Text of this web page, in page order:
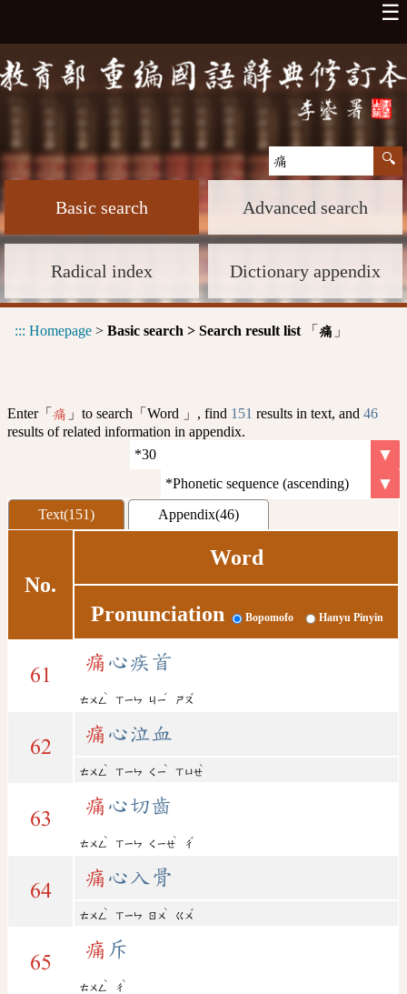
☰
Basic search Advanced search
Radical index Dictionary appendix
::: Homepage > Basic search > Search result list 「 痛 」
Enter「 痛 」to search「Word 」, find 151 results in text, and 46
results of related information in appendix.
Text(151) Appendix(46)
No.
Word
Pronunciation Bopomofo Hanyu Pinyin
61
痛 心疾首
ㄊㄨㄥ
ˋ
ㄒㄧㄣ ㄐㄧ
ˊ
ㄕㄡ
ˇ
62
痛 心泣血
ㄊㄨㄥ
ˋ
ㄒㄧㄣ ㄑㄧ
ˋ
ㄒㄩㄝ
ˋ
63
痛 心切齒
ㄊㄨㄥ
ˋ
ㄒㄧㄣ ㄑㄧㄝ
ˋ
ㄔ
ˇ
64
痛 心入骨
ㄊㄨㄥ
ˋ
ㄒㄧㄣ ㄖㄨ
ˋ
ㄍㄨ
ˇ
65
痛 斥
ㄊㄨㄥ
ˋ
ㄔ
ˋ